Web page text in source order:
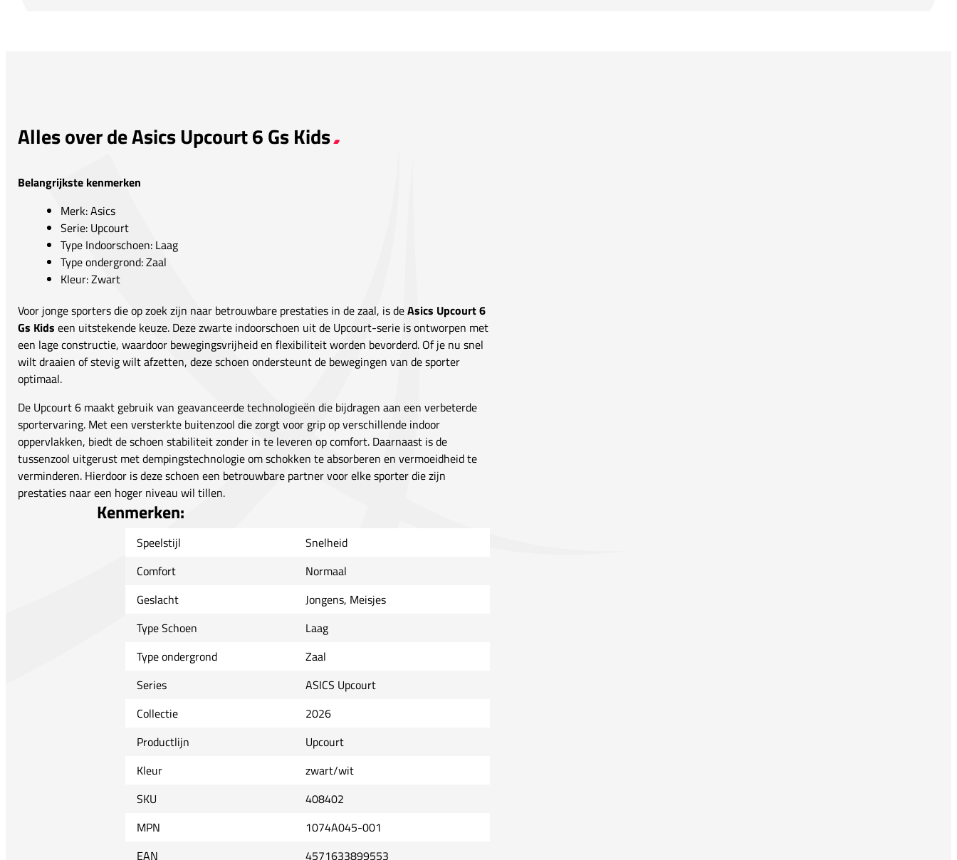
Alles over de Asics Upcourt 6 Gs Kids
Belangrijkste kenmerken
Merk: Asics
Serie: Upcourt
Type Indoorschoen: Laag
Type ondergrond: Zaal
Kleur: Zwart
Voor jonge sporters die op zoek zijn naar betrouwbare prestaties in de zaal, is deAsics Upcourt 6
Gs Kids een uitstekende keuze. Deze zwarte indoorschoen uit de Upcourt-serie is ontworpen met
een lage constructie, waardoor bewegingsvrijheid en flexibiliteit worden bevorderd. Of je nu snel
wilt draaien of stevig wilt afzetten, deze schoen ondersteunt de bewegingen van de sporter
optimaal.
De Upcourt 6 maakt gebruik van geavanceerde technologieën die bijdragen aan een verbeterde
sportervaring. Met een versterkte buitenzool die zorgt voor grip op verschillende indoor
oppervlakken, biedt de schoen stabiliteit zonder in te leveren op comfort. Daarnaast is de
tussenzool uitgerust met dempingstechnologie om schokken te absorberen en vermoeidheid te
verminderen. Hierdoor is deze schoen een betrouwbare partner voor elke sporter die zijn
prestaties naar een hoger niveau wil tillen.
Kenmerken:
Speelstijl
Snelheid
Comfort
Normaal
Geslacht
Jongens, Meisjes
Type Schoen
Laag
Type ondergrond
Zaal
Series
ASICS Upcourt
Collectie
2026
Productlijn
Upcourt
Kleur
zwart/wit
SKU
408402
MPN
1074A045-001
EAN
4571633899553